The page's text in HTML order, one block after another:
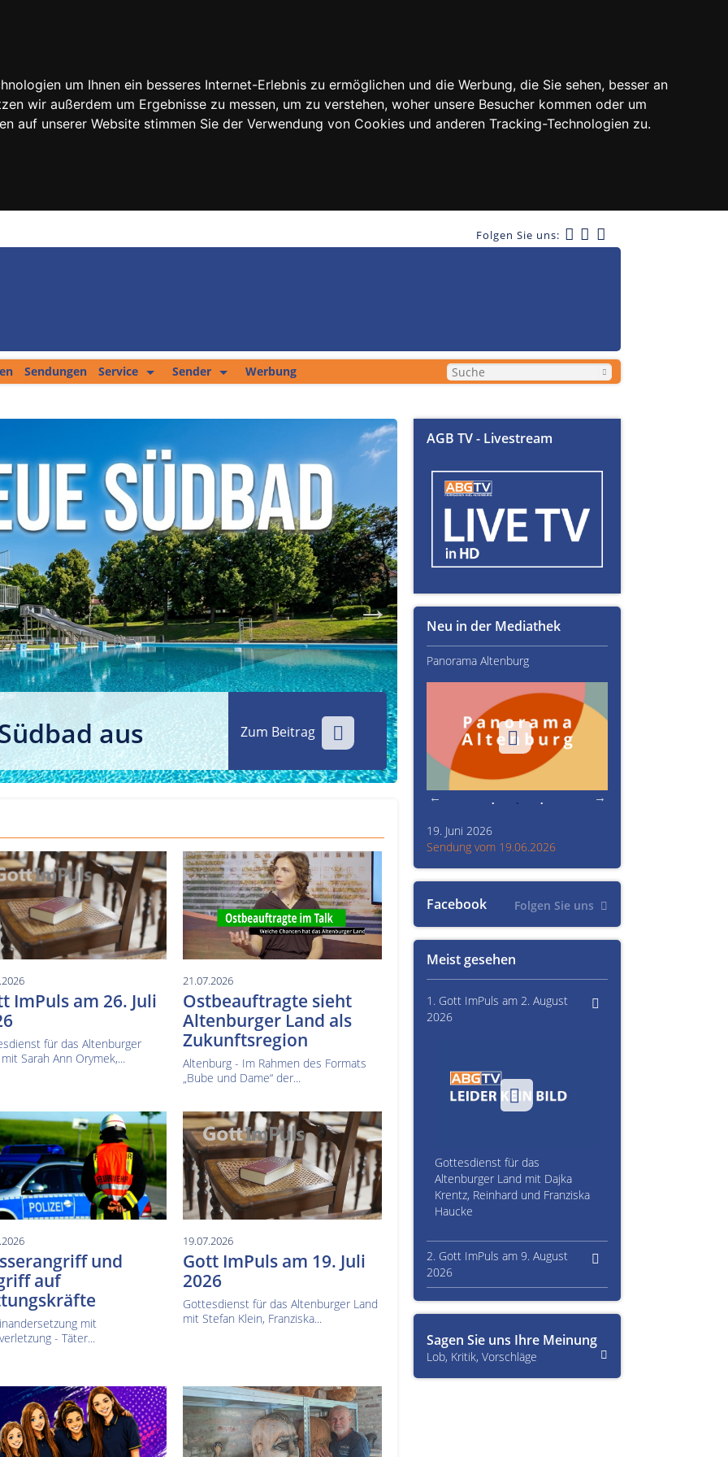
um Ihnen ein besseres Internet-Erlebnis zu ermöglichen und die Werbung, die Sie sehen, besser an
wir außerdem um Ergebnisse zu messen, um zu verstehen, woher unsere Besucher kommen oder um
auf unserer Website stimmen Sie der Verwendung von Cookies und anderen Tracking-Technologien zu.
Folgen Sie uns:
Sendungen
Service
Fitness Tipp
Filmproduktion
Private Kleinanzeigen
Sender
Unser Team
Werbung
aus Zum Beitrag Über Text-Fails,
den Prinzenraub
ImPuls am 26. Juli
für das Altenburger
Sarah Ann Orymek,...
21.07.2026
Ostbeauftragte sieht
Altenburger Land als
Zukunftsregion
Altenburg - Im Rahmen des Formats
„Bube und Dame“ der...
und
auf
mit
- Täter...
19.07.2026
Gott ImPuls am 19. Juli
2026
Gottesdienst für das Altenburger Land
mit Stefan Klein, Franziska...
AGB TV - Livestream
Meist gesehen
1. Gott ImPuls am 2. August
2026
Gottesdienst für das
Altenburger Land mit Dajka
Krentz, Reinhard und Franziska
Haucke
2. Gott ImPuls am 9. August
2026
Facebook Folgen Sie uns
Neu in der Mediathek
Kultur im Altenburger Land Thüringen.TV Panorama Altenburg
19. Juni 2026
Sendung vom 19.06.2026
Sagen Sie uns Ihre Meinung
Lob, Kritik, Vorschläge